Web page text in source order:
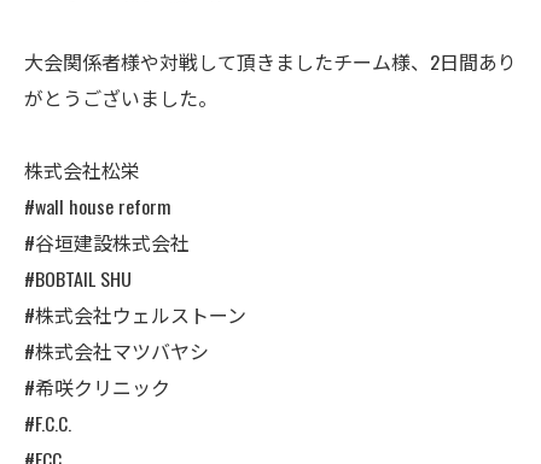
大会関係者様や対戦して頂きましたチーム様、2日間あり
がとうございました。
株式会社松栄
#wall house reform
#谷垣建設株式会社
#BOBTAIL SHU
#株式会社ウェルストーン
#株式会社マツバヤシ
#希咲クリニック
#F.C.C.